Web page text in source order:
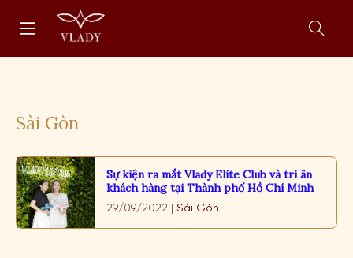
dung
Trang
chủ
form
Sài Gòn
Sự kiện ra mắt Vlady Elite Club và tri ân
khách hàng tại Thành phố Hồ Chí Minh
29/09/2022 Sài Gòn